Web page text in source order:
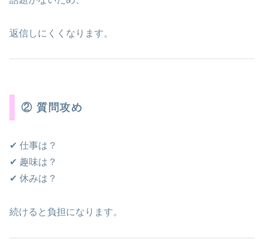
返信しにくくなります。
② 質問攻め
✔ 仕事は？
✔ 趣味は？
✔ 休みは？
続けると負担になります。